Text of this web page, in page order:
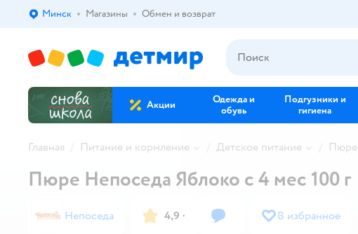
Выбор адреса доставки.
Минск Магазины Обмен и возврат
Акции
Одежда и
обувь
Подгузники и
гигиена
Главная Питание и кормление Детское питание Пюре
Пюре Непоседа Яблоко с 4 мес 100 г
Непоседа 4,9 · В избранное